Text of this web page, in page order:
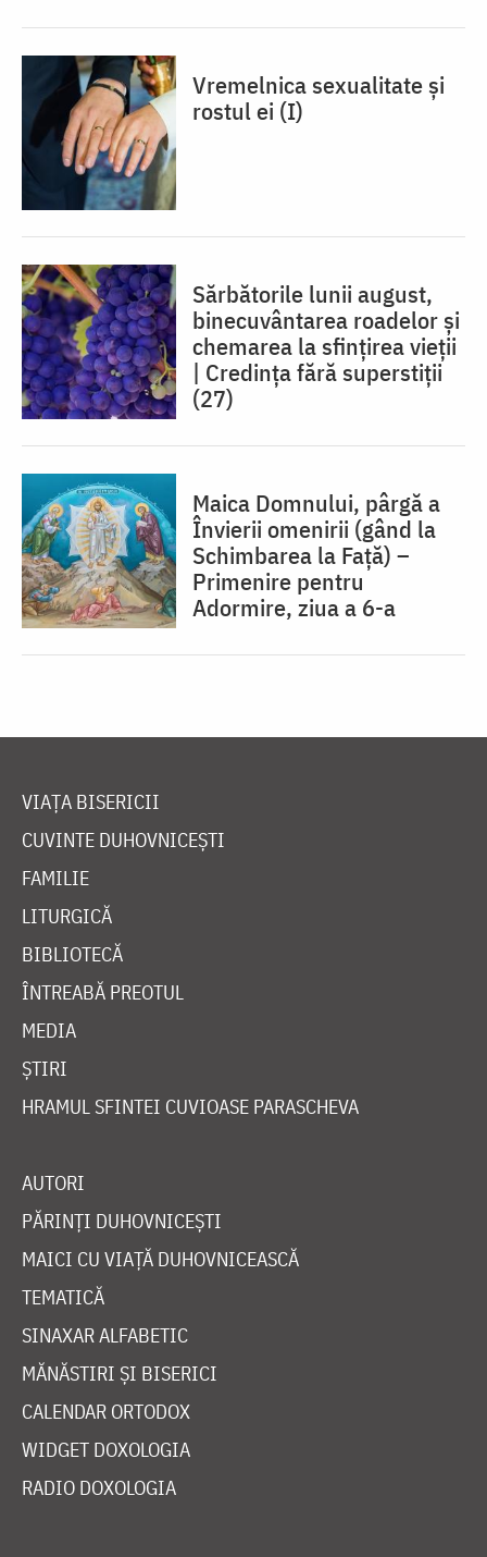
Vremelnica sexualitate și
rostul ei (I)
Sărbătorile lunii august,
binecuvântarea roadelor și
chemarea la sfințirea vieții
| Credința fără superstiții
(27)
Maica Domnului, pârgă a
Învierii omenirii (gând la
Schimbarea la Față) –
Primenire pentru
Adormire, ziua a 6-a
VIAȚA BISERICII
CUVINTE DUHOVNICEȘTI
FAMILIE
LITURGICĂ
BIBLIOTECĂ
ÎNTREABĂ PREOTUL
MEDIA
ȘTIRI
HRAMUL SFINTEI CUVIOASE PARASCHEVA
AUTORI
PĂRINȚI DUHOVNICEȘTI
MAICI CU VIAȚĂ DUHOVNICEASCĂ
TEMATICĂ
SINAXAR ALFABETIC
MĂNĂSTIRI ȘI BISERICI
CALENDAR ORTODOX
WIDGET DOXOLOGIA
RADIO DOXOLOGIA